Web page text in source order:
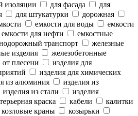
изоляции для фасада
для
для штукатурки
дорожная
емкости для воды
емкости
емкости для нефти
емкостные
транспорт
железные
изделия
железобетонные
от плесени
изделия для
изделия для химических
из алюминия
изделия из
изделия из стали
изделия
краска кабели
калитки
козловые краны
козырьки